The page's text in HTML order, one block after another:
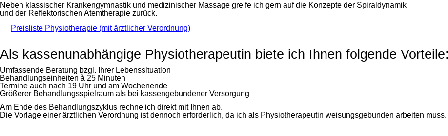
Neben klassischer Krankengymnastik und medizinischer Massage greife ich gern auf die Konzepte der Spiraldynamik
und der Reflektorischen Atemtherapie zurück.
Preisliste Physiotherapie (mit ärztlicher Verordnung)
Als kassenunabhängige Physiotherapeutin biete ich Ihnen folgende Vorteile:
Umfassende Beratung bzgl. Ihrer Lebenssituation
Behandlungseinheiten à 25 Minuten
Termine auch nach 19 Uhr und am Wochenende
Größerer Behandlungsspielraum als bei kassengebundener Versorgung
Am Ende des Behandlungszyklus rechne ich direkt mit Ihnen ab.
Die Vorlage einer ärztlichen Verordnung ist dennoch erforderlich, da ich als Physiotherapeutin weisungsgebunden arbeiten muss.